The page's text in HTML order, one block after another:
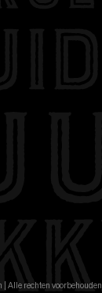
| Alle rechten voorbehouden